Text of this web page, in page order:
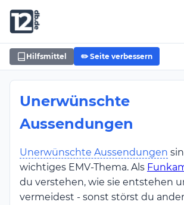
Hilfsmittel ✏️ Seite verbessern
Unerwünschte
Aussendungen
Unerwünschte Aussendungen
wichtiges EMV-Thema. Als
du verstehen, wie sie entstehen
vermeidest - sonst störst du